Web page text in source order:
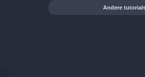
Andere